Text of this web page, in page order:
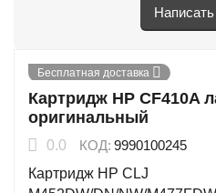
Бесплатная доставка
Картридж HP CF410A
оригинальный
0.0 КОД: 9990100245
Картридж HP CLJ